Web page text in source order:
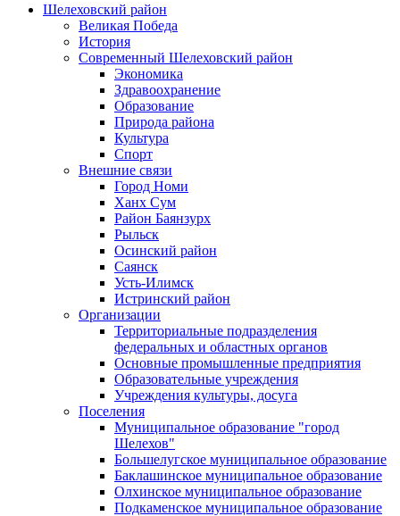
Шелеховский район
Великая Победа
История
Современный Шелеховский район
Экономика
Здравоохранение
Образование
Природа района
Культура
Спорт
Внешние связи
Город Номи
Ханх Сум
Район Баянзурх
Рыльск
Осинский район
Саянск
Усть-Илимск
Истринский район
Организации
Территориальные подразделения
федеральных и областных органов
Основные промышленные предприятия
Образовательные учреждения
Учреждения культуры, досуга
Поселения
Муниципальное образование "город
Шелехов"
Большелугское муниципальное образование
Баклашинское муниципальное образование
Олхинское муниципальное образование
Подкаменское муниципальное образование